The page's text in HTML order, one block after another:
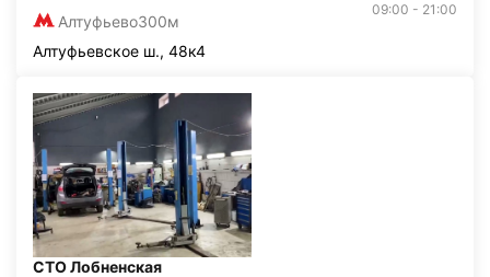
Алтуфьево300м
09:00 - 21:00
Алтуфьевское ш., 48к4
СТО Лобненская